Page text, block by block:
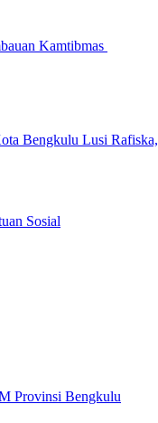
Kamtibmas
Sosial
Provinsi Bengkulu